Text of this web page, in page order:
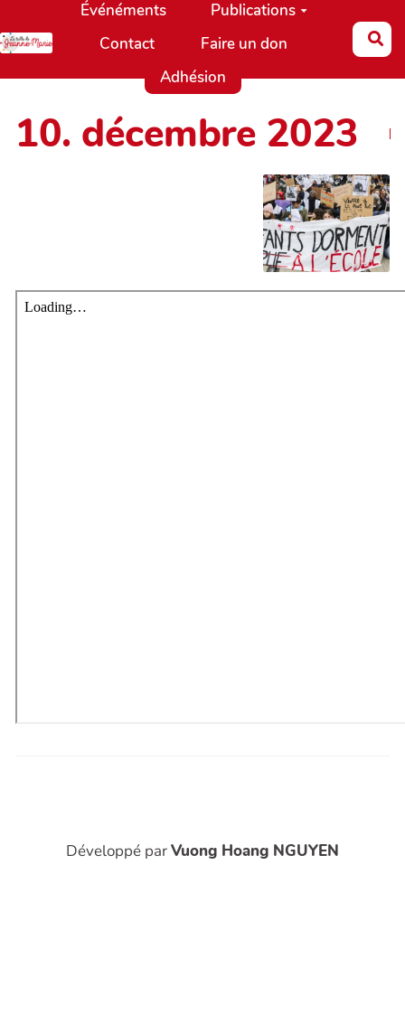
Aller au contenu principal
Événéments
Publications
Contact
Faire un don
Adhésion
10. décembre 2023
Développé parVuong Hoang NGUYEN